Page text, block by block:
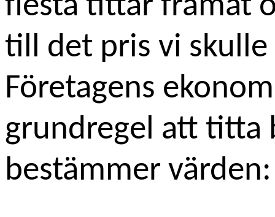
flesta tittar framåt
till det pris vi
Företagens
grundregel att titta
bestämmer värden: